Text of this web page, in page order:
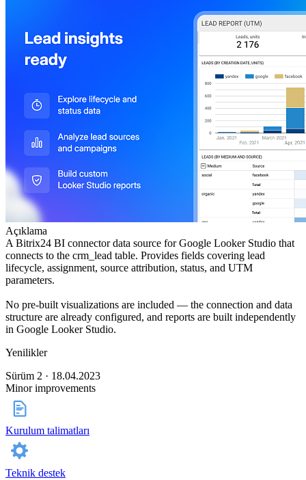
Açıklama
A Bitrix24 BI connector data source for Google Looker Studio that
connects to the crm_lead table. Provides fields covering lead
lifecycle, assignment, source attribution, status, and UTM
parameters.
No pre-built visualizations are included — the connection and data
structure are already configured, and reports are built independently
in Google Looker Studio.
Yenilikler
Sürüm 2 · 18.04.2023
Minor improvements
Kurulum talimatları
Teknik destek